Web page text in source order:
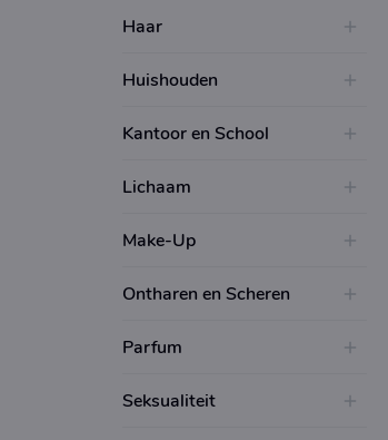
Haar
Huishouden
Kantoor en School
Lichaam
Make-Up
Ontharen en Scheren
Parfum
Seksualiteit